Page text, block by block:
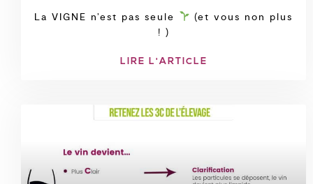
La VIGNE n’est pas seule
(et vous non plus
! )
LIRE L'ARTICLE